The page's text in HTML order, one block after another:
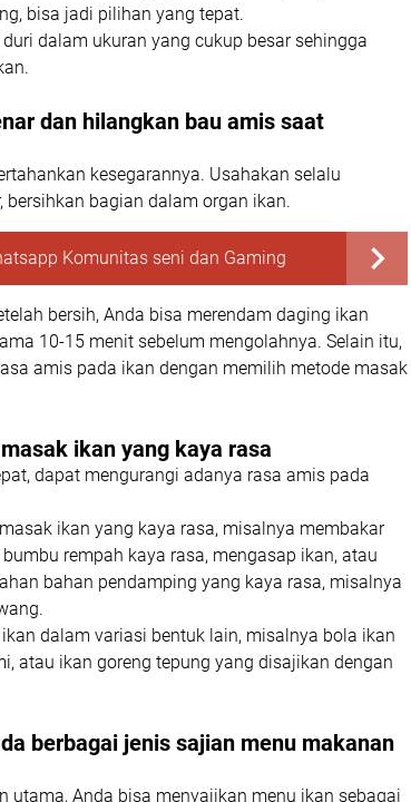
bisa jadi pilihan yang tepat.
dalam ukuran yang cukup besar sehingga
dan hilangkan bau amis saat
kesegarannya. Usahakan selalu
bersihkan bagian dalam organ ikan.
Komunitas seni dan Gaming
bersih, Anda bisa merendam daging ikan
10-15 menit sebelum mengolahnya. Selain itu,
amis pada ikan dengan memilih metode masak
ikan yang kaya rasa
dapat mengurangi adanya rasa amis pada
ikan yang kaya rasa, misalnya membakar
rempah kaya rasa, mengasap ikan, atau
bahan pendamping yang kaya rasa, misalnya
dalam variasi bentuk lain, misalnya bola ikan
atau ikan goreng tepung yang disajikan dengan
berbagai jenis sajian menu makanan
utama, Anda bisa menyajikan menu ikan sebagai